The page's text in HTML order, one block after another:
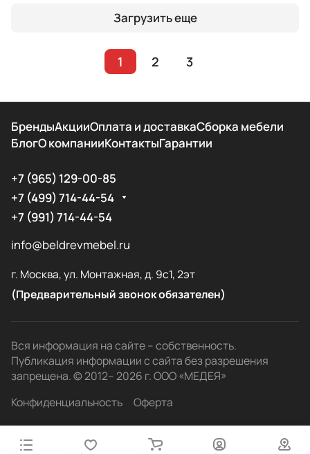
Загрузить еще
1 2 3
БрендыАкцииОплата и доставкаСборка мебели
БлогО компанииКонтактыГарантии
+7 (965) 129-00-85
+7 (499) 714-44-54
+7 (991) 714-44-54
info@beldrevmebel.ru
г. Москва, ул. Монтажная, д. 9с1, 2эт
(Предварительный звонок обязателен)
Вся информация на сайте – собственность.
Публикация информации с сайта без разрешения
запрещена. © 2012– 2026 г. ООО «МЕДЕЯ»
Конфиденциальность
Оферта